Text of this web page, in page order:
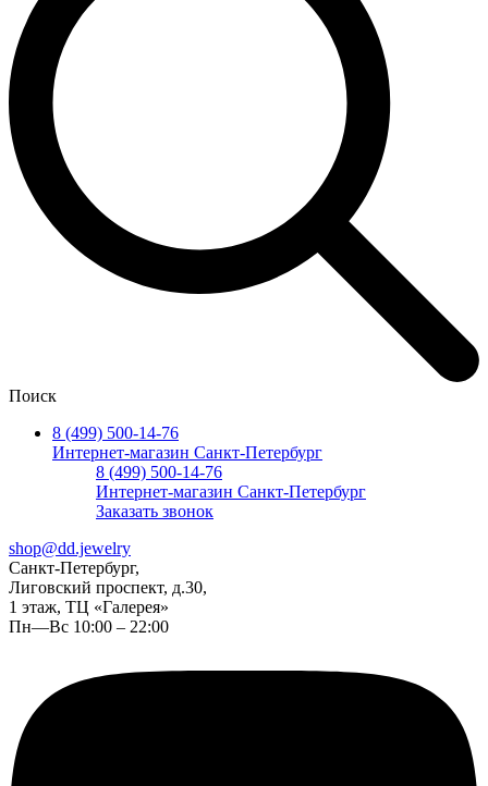
Поиск
8 (499) 500-14-76
Интернет-магазин Санкт-Петербург
8 (499) 500-14-76
Интернет-магазин Санкт-Петербург
Заказать звонок
shop@dd.jewelry
Санкт-Петербург,
Лиговский проспект, д.30,
1 этаж, ТЦ «Галерея»
Пн—Вс 10:00 – 22:00